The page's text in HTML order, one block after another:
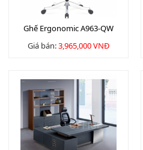
Ghế Ergonomic A963-QW
Giá bán:3,965,000 VNĐ